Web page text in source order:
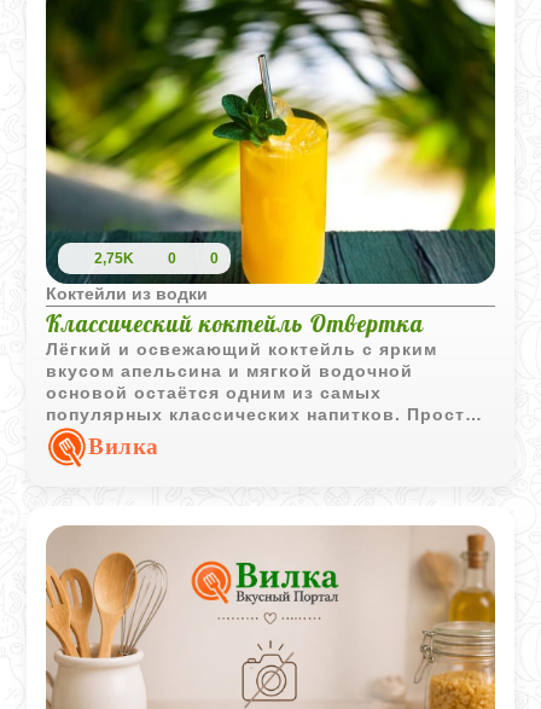
2,75K 0 0
Коктейли из водки
Классический коктейль Отвертка
Лёгкий и освежающий коктейль с ярким
вкусом апельсина и мягкой водочной
основой остаётся одним из самых
популярных классических напитков. Простое
сочетание ингредиентов делает его
универсальным для любой вечеринки.
Вилка